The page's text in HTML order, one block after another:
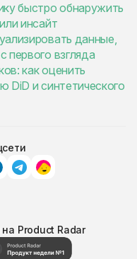
быстро обнаружить
инсайт
данные,
первого взгляда
как оценить
DiD и синтетического
Product Radar